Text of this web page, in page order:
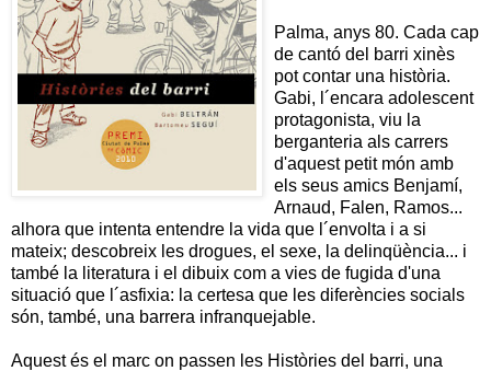
Palma, anys 80. Cada cap
de cantó del barri xinès
pot contar una història.
Gabi, l´encara adolescent
protagonista, viu la
berganteria als carrers
d'aquest petit món amb
els seus amics Benjamí,
Arnaud, Falen, Ramos...
alhora que intenta entendre la vida que l´envolta i a si
mateix; descobreix les drogues, el sexe, la delinqüència... i
també la literatura i el dibuix com a vies de fugida d'una
situació que l´asfixia: la certesa que les diferències socials
són, també, una barrera infranquejable.
Aquest és el marc on passen les Històries del barri, una